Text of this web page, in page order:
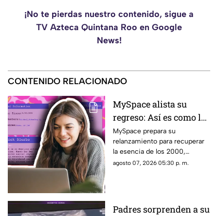
¡No te pierdas nuestro contenido, sigue a
TV Azteca Quintana Roo en Google
News!
CONTENIDO RELACIONADO
MySpace alista su
regreso: Así es como la
icónica red social
busca volver y revivir
la esencia de los años
2000
MySpace prepara su
relanzamiento para recuperar
la esencia de los 2000,
conectando a músicos y
agosto 07, 2026 05:30 p. m.
Padres sorprenden a su